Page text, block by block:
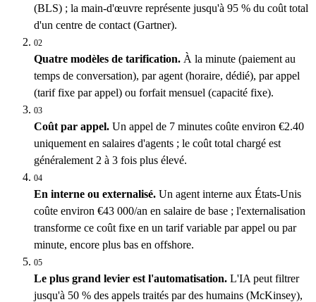
(BLS) ; la main-d'œuvre représente jusqu'à 95 % du coût total
d'un centre de contact (Gartner).
02
Quatre modèles de tarification. À la minute (paiement au
temps de conversation), par agent (horaire, dédié), par appel
(tarif fixe par appel) ou forfait mensuel (capacité fixe).
03
Coût par appel. Un appel de 7 minutes coûte environ €2.40
uniquement en salaires d'agents ; le coût total chargé est
généralement 2 à 3 fois plus élevé.
04
En interne ou externalisé. Un agent interne aux États-Unis
coûte environ €43 000/an en salaire de base ; l'externalisation
transforme ce coût fixe en un tarif variable par appel ou par
minute, encore plus bas en offshore.
05
Le plus grand levier est l'automatisation. L'IA peut filtrer
jusqu'à 50 % des appels traités par des humains (McKinsey),